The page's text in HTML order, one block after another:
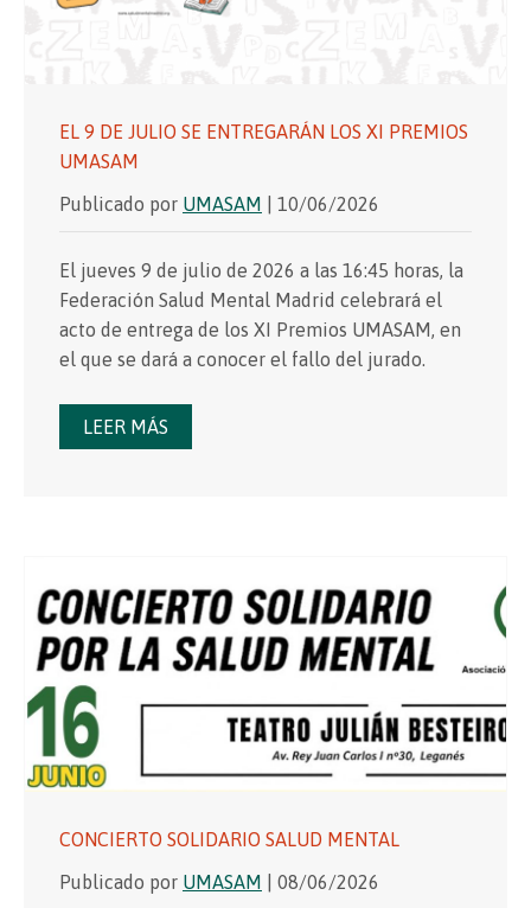
EL 9 DE JULIO SE ENTREGARÁN LOS XI PREMIOS
UMASAM
Publicado por UMASAM | 10/06/2026
El jueves 9 de julio de 2026 a las 16:45 horas, la
Federación Salud Mental Madrid celebrará el
acto de entrega de los XI Premios UMASAM, en
el que se dará a conocer el fallo del jurado.
LEER MÁS
CONCIERTO SOLIDARIO SALUD MENTAL
Publicado por UMASAM | 08/06/2026